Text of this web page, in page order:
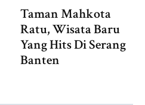
Taman Mahkota
Ratu, Wisata Baru
Yang Hits Di Serang
Banten